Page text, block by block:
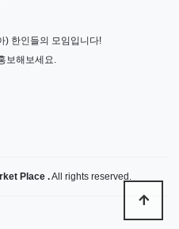
) 한인들의 모임입니다!
보해보세요.
Place .All rights reserved.